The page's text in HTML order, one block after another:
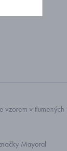
vzorem v
Mayoral